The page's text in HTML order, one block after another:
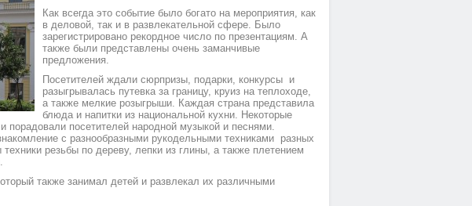
Как всегда это событие было богато на мероприятия, как
в деловой, так и в развлекательной сфере. Было
зарегистрировано рекордное число по презентациям. А
также были представлены очень заманчивые
предложения.
Посетителей ждали сюрпризы, подарки, конкурсы и
разыгрывалась путевка за границу, круиз на теплоходе,
а также мелкие розыгрыши. Каждая страна представила
блюда и напитки из национальной кухни. Некоторые
посетителей народной музыкой и песнями.
с разнообразными рукодельными техниками разных
резьбы по дереву, лепки из глины, а также плетением
также занимал детей и развлекал их различными